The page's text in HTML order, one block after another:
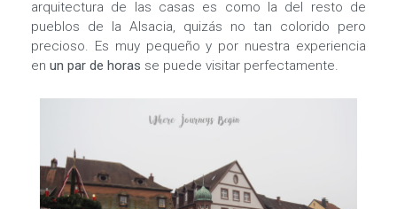
arquitectura de las casas es como la del resto de
pueblos de la Alsacia, quizás no tan colorido pero
precioso. Es muy pequeño y por nuestra experiencia
en un par de horas se puede visitar perfectamente.